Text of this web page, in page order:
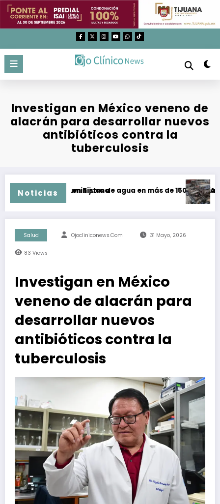
Saltar
contenido
Investigan en México veneno de
alacrán para desarrollar nuevos
antibióticos contra la
tuberculosis
Noticias
tratos en Tijuana
de suministro de agua en más de 150 colonias de
Salud Ojocliniconews.com 31 Mayo, 2026
83 Views
Investigan en México
veneno de alacrán para
desarrollar nuevos
antibióticos contra la
tuberculosis